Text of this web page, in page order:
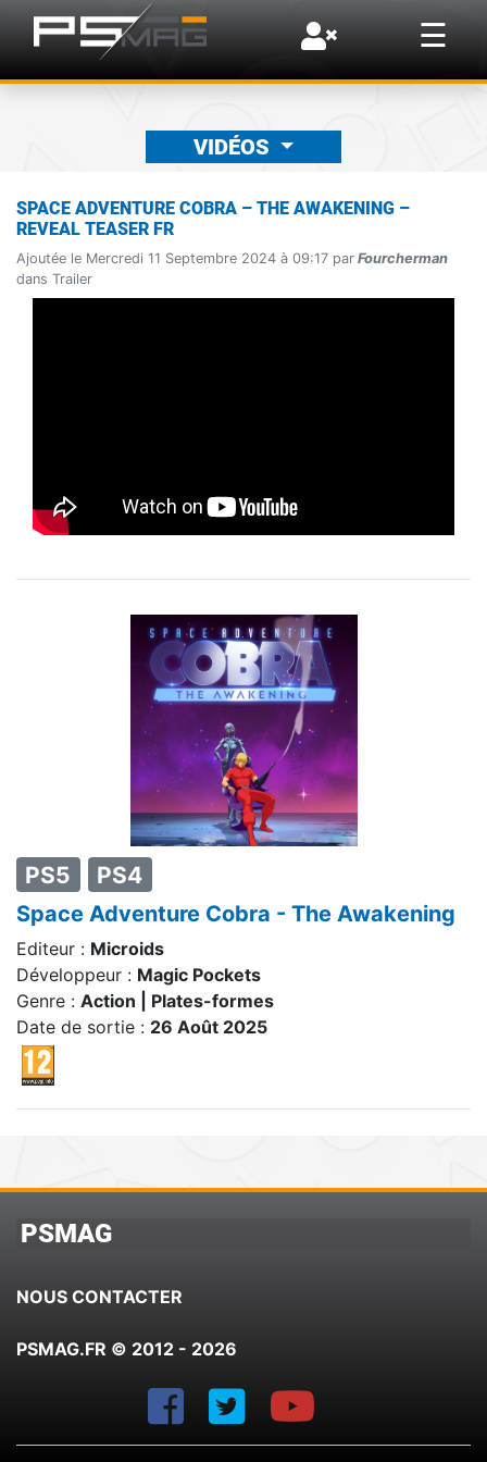
☰
×
VIDÉOS
PS5 PS4
Space Adventure Cobra - The Awakening
Editeur : Microids
Développeur : Magic Pockets
Genre : Action | Plates-formes
Date de sortie : 26 Août 2025
SPACE ADVENTURE COBRA – THE AWAKENING –
REVEAL TEASER FR
Ajoutée le Mercredi 11 Septembre 2024 à 09:17 par Fourcherman
dans Trailer
PSMAG
NOUS CONTACTER
PSMAG.FR © 2012 - 2026